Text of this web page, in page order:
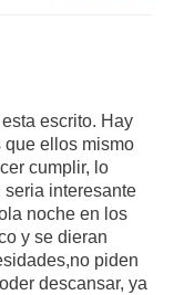
escrito. Hay
que ellos mismo
cumplir, lo
interesante
noche en los
y se dieran
piden
descansar, ya